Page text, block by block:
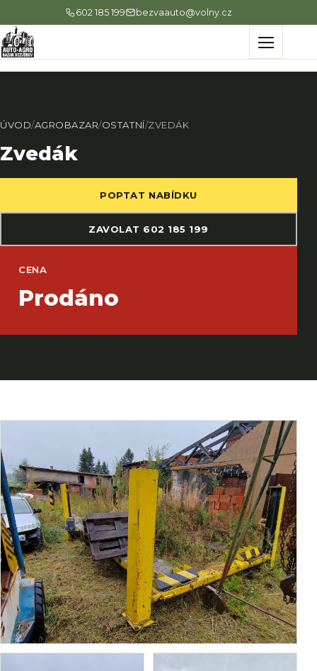
602 185 199 bezvaauto@volny.cz
Menu
ÚVOD/AGROBAZAR/OSTATNÍ/ZVEDÁK
Zvedák
POPTAT NABÍDKU
ZAVOLAT 602 185 199
CENA
Prodáno